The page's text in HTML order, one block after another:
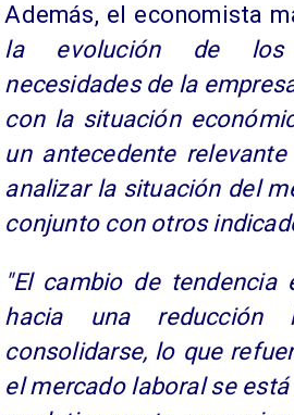
Además, el economista
la evolución de los
necesidades de la
con la situación
un antecedente
analizar la situación del
conjunto con otros
"El cambio de tendencia
hacia una reducción
consolidarse, lo que
el mercado laboral se